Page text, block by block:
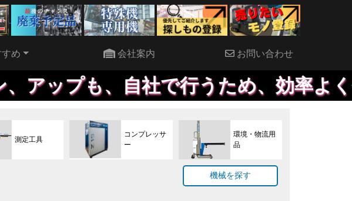
め 会社案内 お問い合わせ
社で行うため、効率よく作業が進め
測定工具
コンプレッサ
ー
環境・物流用
品
機械を探す